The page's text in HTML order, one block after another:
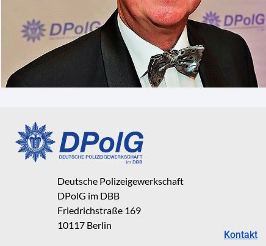
Deutsche Polizeigewerkschaft
DPolG im DBB
Friedrichstraße 169
10117 Berlin
Kontakt